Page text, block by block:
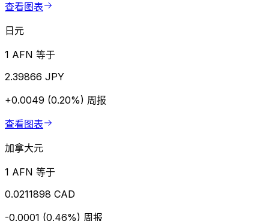
查看图表
日元
1 AFN 等于
2.39866 JPY
+0.0049 (0.20%) 周报
查看图表
加拿大元
1 AFN 等于
0.0211898 CAD
-0.0001 (0.46%) 周报